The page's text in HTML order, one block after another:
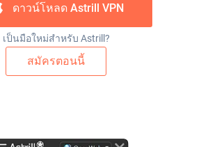
ดาวน์โหลด Astrill VPN
เป็นมือใหม่สำหรับ Astrill?
สมัครตอนนี้